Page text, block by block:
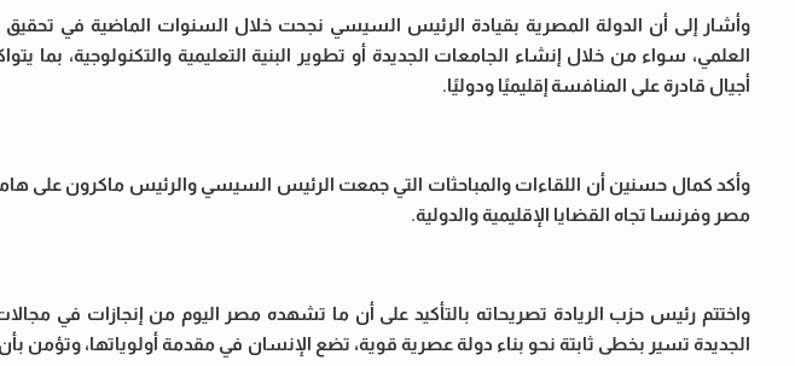
وأشار إلى أن الدولة المصرية بقيادة الرئيس السيسي نجحت خلال السنوات الماضية في
العلمي، سواء من خلال إنشاء الجامعات الجديدة أو تطوير البنية التعليمية والتكنولوجية، بما
أجيال قادرة على المنافسة إقليميًا ودوليًا.
وأكد كمال حسنين أن اللقاءات والمباحثات التي جمعت الرئيس السيسي والرئيس ماكرون على
مصر وفرنسا تجاه القضايا الإقليمية والدولية.
واختتم رئيس حزب الريادة تصريحاته بالتأكيد على أن ما تشهده مصر اليوم من إنجازات في مجالات
الجديدة تسير بخطى ثابتة نحو بناء دولة عصرية قوية، تضع الإنسان في مقدمة أولوياتها، وتؤمن